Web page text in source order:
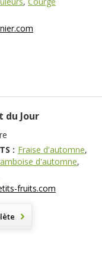
du Jour
: Fraise d'automne,
d'automne,
fruits.com